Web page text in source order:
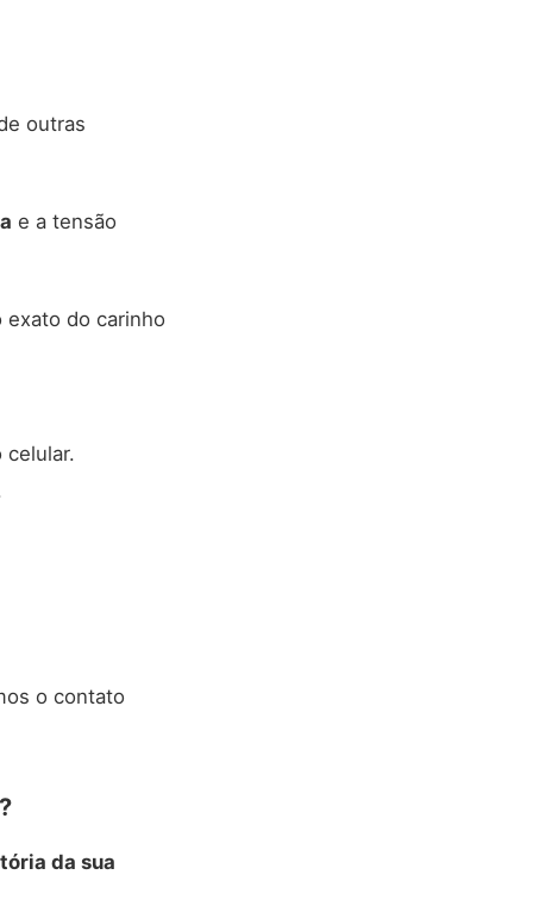
outras
e a tensão
exato do carinho
o contato
da sua